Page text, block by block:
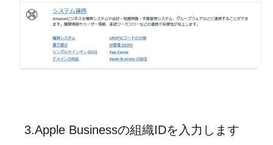
3.Apple Businessの組織IDを入力します